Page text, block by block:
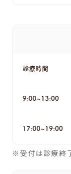
診療時間
9:00~13:00
17:00~19:00
受付は診療終